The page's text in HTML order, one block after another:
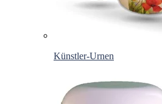
Künstler-Urnen